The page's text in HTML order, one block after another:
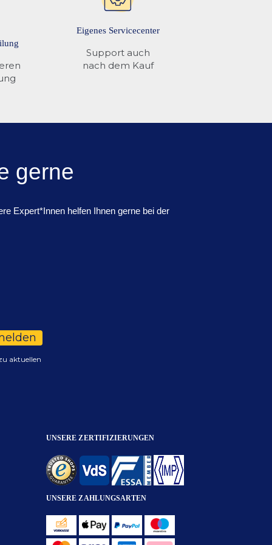
Eigenes Servicecenter
Support auch
nach dem Kauf
gerne
Expert*Innen helfen Ihnen gerne bei der
aktuellen
UNSERE ZERTIFIZIERUNGEN
UNSERE ZAHLUNGSARTEN